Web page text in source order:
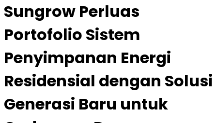
Sungrow Perluas
Portofolio Sistem
Penyimpanan Energi
Residensial dengan Solusi
Generasi Baru untuk